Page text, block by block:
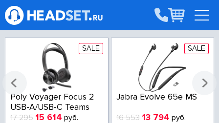
SALE
Poly Voyager Focus 2
USB-A/USB-C Teams
17 295 15 614 руб.
SALE
Jabra Evolve 65e MS
16 553 13 794 руб.